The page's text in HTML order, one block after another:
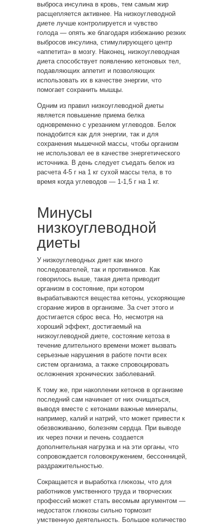
выброса инсулина в кровь, тем самым жир
расщепляется активнее. На низкоуглеводной
диете лучше контролируется и чувство
голода — опять же благодаря избежанию резких
выбросов инсулина, стимулирующего центр
«аппетита» в мозгу. Наконец, низкоуглеводная
диета способствует появлению кетоновых тел,
подавляющих аппетит и позволяющих
использовать их в качестве энергии, что
помогает сохранить мышцы.
Одним из правил низкоуглеводной диеты
является повышение приема белка
одновременно с урезанием углеводов. Белок
понадобится как для энергии, так и для
сохранения мышечной массы, чтобы организм
не использовал ее в качестве энергетического
источника. В день следует съедать белок из
расчета 4-5 г на 1 кг сухой массы тела, в то
время когда углеводов — 1-1,5 г на 1 кг.
Минусы
низкоуглеводной
диеты
У низкоуглеводных диет как много
последователей, так и противников. Как
говорилось выше, такая диета приводит
организм в состояние, при котором
вырабатываются вещества кетоны, ускоряющие
сгорание жиров в организме. За счет этого и
достигается сброс веса. Но, несмотря на
хороший эффект, достигаемый на
низкоуглеводной диете, состояние кетоза в
течение длительного времени может вызвать
серьезные нарушения в работе почти всех
систем организма, а также спровоцировать
осложнения хронических заболеваний.
К тому же, при накоплении кетонов в организме
последний сам начинает от них очищаться,
выводя вместе с кетонами важные минералы,
например, калий и натрий, что может привести к
обезвоживанию, болезням сердца. При выводе
их через почки и печень создается
дополнительная нагрузка и на эти органы, что
сопровождается головокружением, бессонницей,
раздражительностью.
Сокращается и выработка глюкозы, что для
работников умственного труда и творческих
профессий может стать весомым аргументом —
недостаток глюкозы сильно тормозит
умственную деятельность. Большое количество